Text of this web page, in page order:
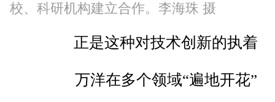
校、科研机构建立合作。李海珠 摄
正是这种对技术创新的执着
万洋在多个领域“遍地开花”